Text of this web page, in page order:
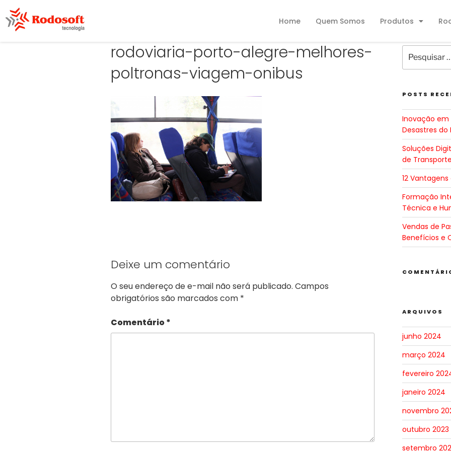
Home Quem Somos Produtos
rodoviaria-porto-alegre-melhores-
poltronas-viagem-onibus
Deixe um comentário
O seu endereço de e-mail não será publicado. Campos
obrigatórios são marcados com *
Comentário*
POSTS
Inovação em
Desastres do
Soluções
de
12
Formação
Técnica e
Vendas de
Benefícios e
ARQUIVOS
junho 2024
março 2024
fevereiro
janeiro 2024
novembro
outubro 2023
setembro